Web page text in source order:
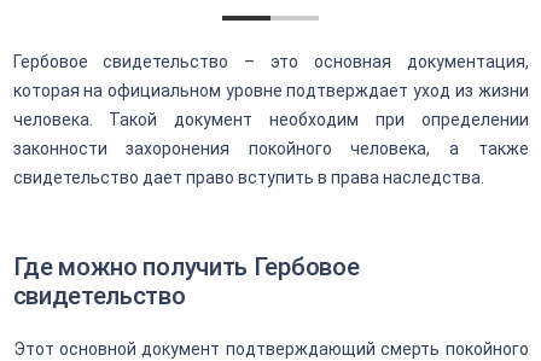
Гербовое свидетельство – это основная документация,
которая на официальном уровне подтверждает уход из жизни
человека. Такой документ необходим при определении
законности захоронения покойного человека, а также
свидетельство дает право вступить в права наследства.
Где можно получить Гербовое
свидетельство
Этот основной документ подтверждающий смерть покойного